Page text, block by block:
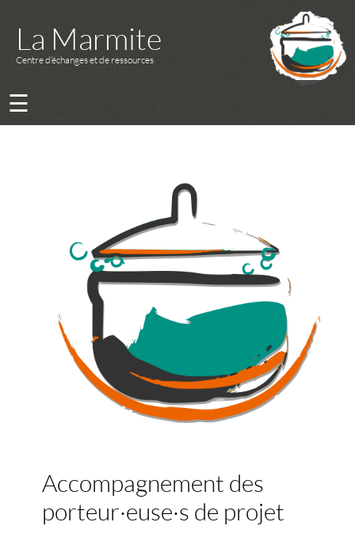
La Marmite
Centre d’échanges et de ressources
☰
Accompagnement des
porteur·euse·s de projet